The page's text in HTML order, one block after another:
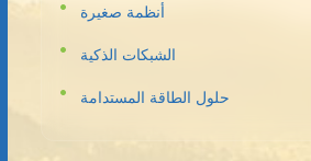
أنظمة صغيرة
الشبكات الذكية
حلول الطاقة المستدامة